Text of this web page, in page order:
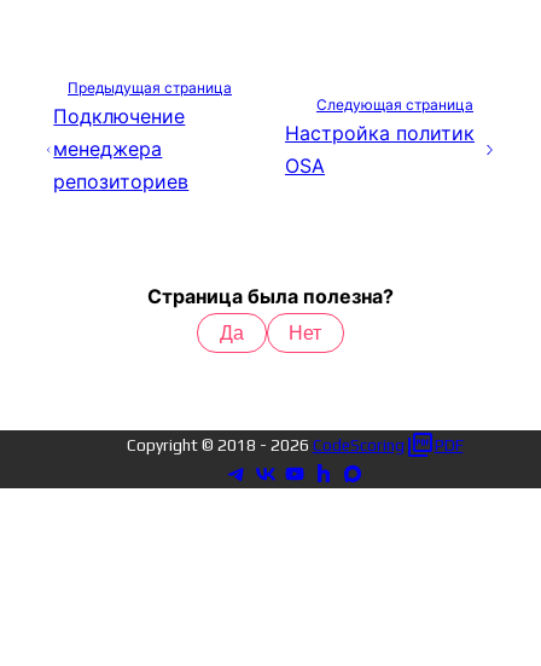
Предыдущая страница
Подключение
менеджера
репозиториев
Следующая страница
Настройка политик
OSA
Страница была полезна?
Да Нет
Copyright © 2018 - 2026 CodeScoring PDF